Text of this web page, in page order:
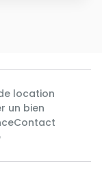
location
un bien
Contact